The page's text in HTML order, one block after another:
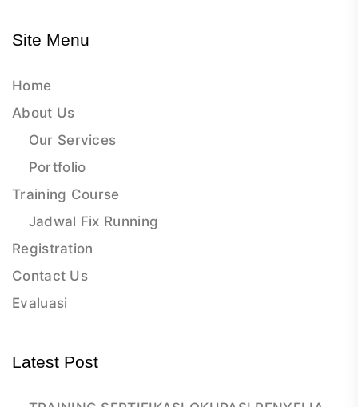
Site Menu
Home
About Us
Our Services
Portfolio
Training Course
Jadwal Fix Running
Registration
Contact Us
Evaluasi
Latest Post